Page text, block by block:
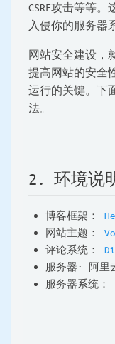
CSRF攻击等等
入侵你的服务器
网站安全建设，
提高网站的安全
运行的关键。下
法。
2. 环境说
博客框架：
网站主题：
评论系统：
服务器: 阿里
服务器系统